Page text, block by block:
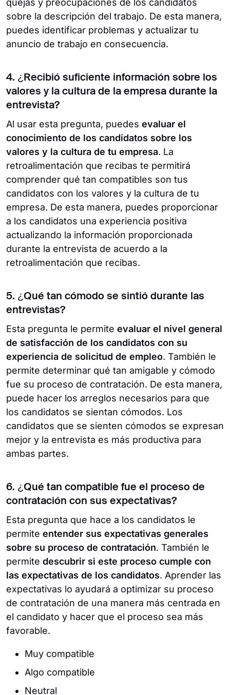
quejas y preocupaciones de los candidatos
sobre la descripción del trabajo. De esta manera,
puedes identificar problemas y actualizar tu
anuncio de trabajo en consecuencia.
4. ¿Recibió suficiente información sobre los
valores y la cultura de la empresa durante la
entrevista?
Al usar esta pregunta, puedes evaluar el
conocimiento de los candidatos sobre los
valores y la cultura de tu empresa. La
retroalimentación que recibas te permitirá
comprender qué tan compatibles son tus
candidatos con los valores y la cultura de tu
empresa. De esta manera, puedes proporcionar
a los candidatos una experiencia positiva
actualizando la información proporcionada
durante la entrevista de acuerdo a la
retroalimentación que recibas.
5. ¿Qué tan cómodo se sintió durante las
entrevistas?
Esta pregunta le permite evaluar el nivel general
de satisfacción de los candidatos con su
experiencia de solicitud de empleo. También le
permite determinar qué tan amigable y cómodo
fue su proceso de contratación. De esta manera,
puede hacer los arreglos necesarios para que
los candidatos se sientan cómodos. Los
candidatos que se sienten cómodos se expresan
mejor y la entrevista es más productiva para
ambas partes.
6. ¿Qué tan compatible fue el proceso de
contratación con sus expectativas?
Esta pregunta que hace a los candidatos le
permite entender sus expectativas generales
sobre su proceso de contratación. También le
permite descubrir si este proceso cumple con
las expectativas de los candidatos. Aprender las
expectativas lo ayudará a optimizar su proceso
de contratación de una manera más centrada en
el candidato y hacer que el proceso sea más
favorable.
Muy compatible
Algo compatible
Neutral